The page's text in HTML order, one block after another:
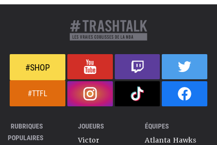
#SHOP
#TTFL
RUBRIQUES
POPULAIRES
JOUEURS
Victor
ÉQUIPES
Atlanta Hawks